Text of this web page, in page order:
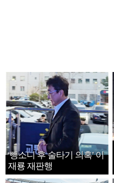
‘뺑소니 후 술타기 의혹’ 이
재룡 재판행